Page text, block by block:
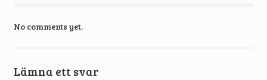
No comments yet.
Lämna ett svar